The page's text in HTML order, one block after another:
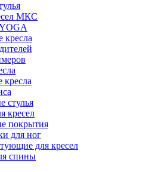
МКС
стулья
кресел
покрытия
для ног
для кресел
спины